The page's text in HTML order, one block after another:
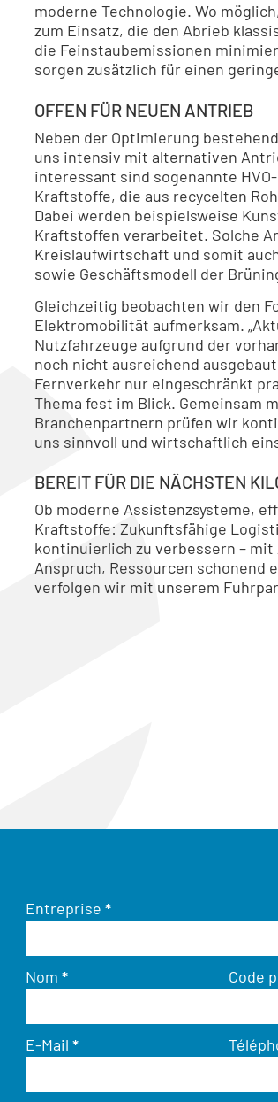
moderne Technologie. Wo
zum Einsatz, die den Abrieb
die Feinstaubemissionen
sorgen zusätzlich für einen
OFFEN FÜR NEUEN ANTRIEB
Neben der Optimierung
uns intensiv mit alternativen
interessant sind sogenannte
Kraftstoffe, die aus recycelten
Dabei werden beispielsweise
Kraftstoffen verarbeitet. Solche
Kreislaufwirtschaft und somit
sowie Geschäftsmodell der
Gleichzeitig beobachten wir den
Elektromobilität aufmerksam.
Nutzfahrzeuge aufgrund der
noch nicht ausreichend
Fernverkehr nur eingeschränkt
Thema fest im Blick. Gemeinsam
Branchenpartnern prüfen wir
uns sinnvoll und wirtschaftlich
BEREIT FÜR DIE NÄCHSTEN
Ob moderne Assistenzsysteme,
Kraftstoffe: Zukunftsfähige
kontinuierlich zu verbessern –
Anspruch, Ressourcen schonend
verfolgen wir mit unserem
Entreprise *
Nom * Code
E-Mail *